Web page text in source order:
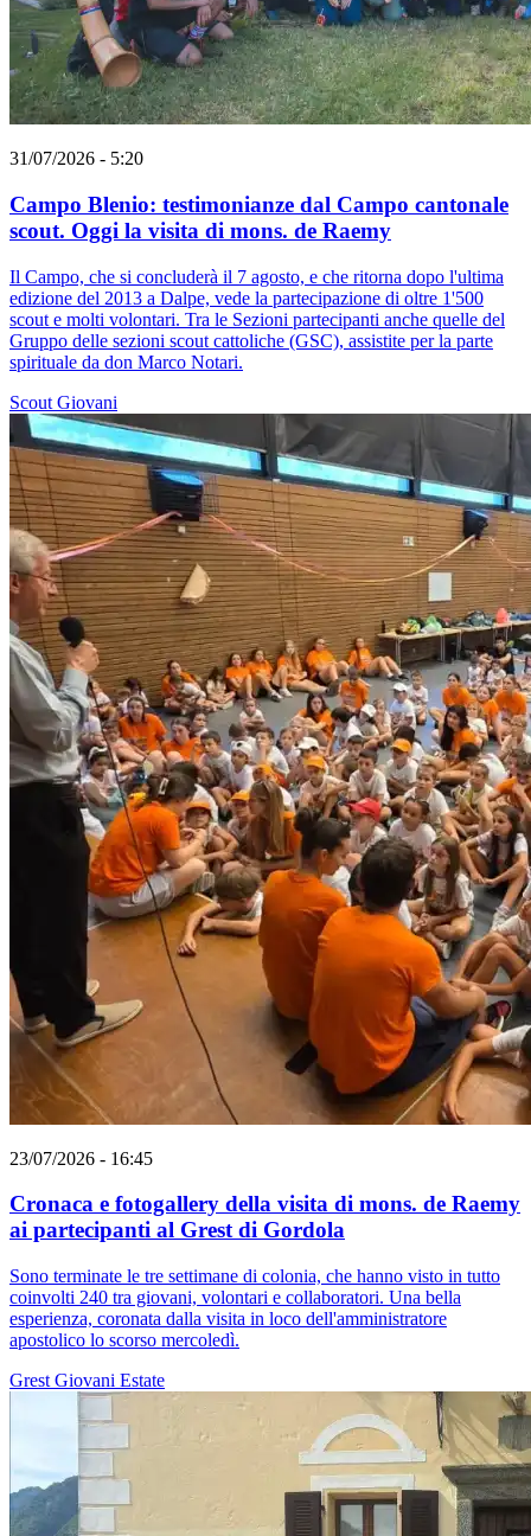
31/07/2026 - 5:20
Campo Blenio: testimonianze dal Campo cantonale
scout. Oggi la visita di mons. de Raemy
Il Campo, che si concluderà il 7 agosto, e che ritorna dopo l'ultima
edizione del 2013 a Dalpe, vede la partecipazione di oltre 1'500
scout e molti volontari. Tra le Sezioni partecipanti anche quelle del
Gruppo delle sezioni scout cattoliche (GSC), assistite per la parte
spirituale da don Marco Notari.
Scout Giovani
23/07/2026 - 16:45
Cronaca e fotogallery della visita di mons. de Raemy
ai partecipanti al Grest di Gordola
Sono terminate le tre settimane di colonia, che hanno visto in tutto
coinvolti 240 tra giovani, volontari e collaboratori. Una bella
esperienza, coronata dalla visita in loco dell'amministratore
apostolico lo scorso mercoledì.
Grest Giovani Estate